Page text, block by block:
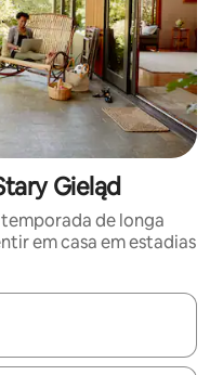
Gieląd
de longa
em casa em estadias
disponíveis, explore-os